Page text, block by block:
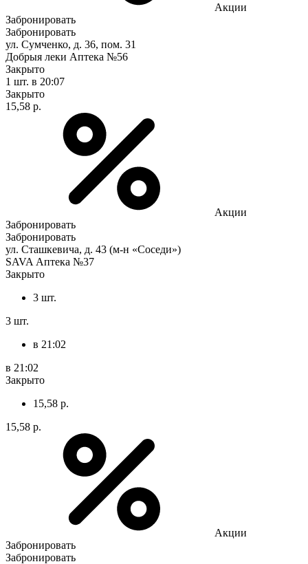
Акции
Забронировать
Забронировать
ул. Сумченко, д. 36, пом. 31
Добрыя леки Аптека №56
Закрыто
1 шт. в 20:07
Закрыто
15,58 р.
Акции
Забронировать
Забронировать
ул. Сташкевича, д. 43 (м-н «Соседи»)
SAVA Аптека №37
Закрыто
3 шт.
3 шт.
в 21:02
в 21:02
Закрыто
15,58 р.
15,58 р.
Акции
Забронировать
Забронировать